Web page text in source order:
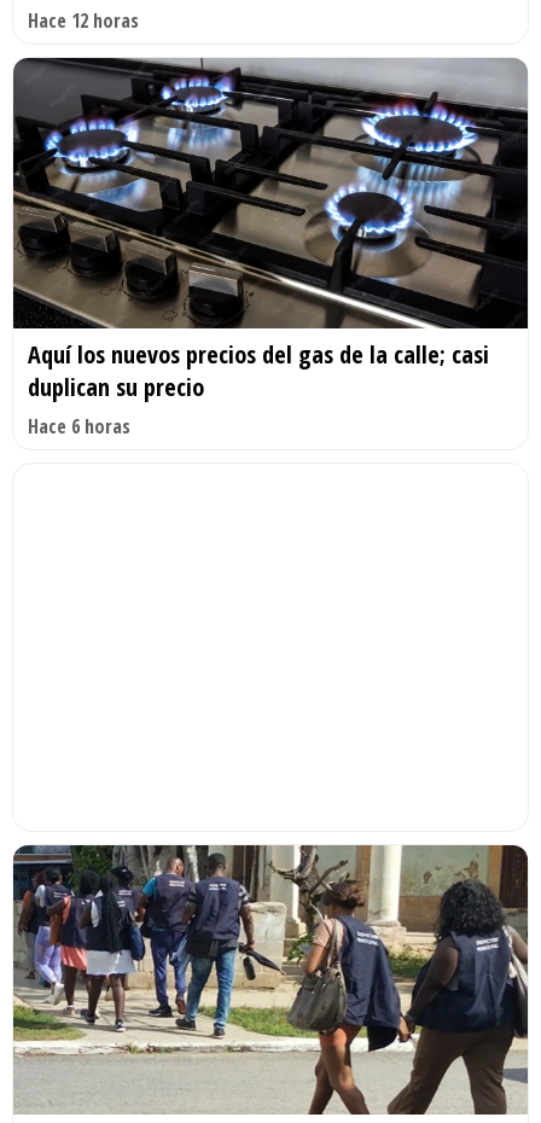
Hace 12 horas
Aquí los nuevos precios del gas de la calle; casi
duplican su precio
Hace 6 horas